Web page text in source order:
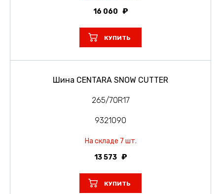
16 060
КУПИТЬ
Шина CENTARA SNOW CUTTER
265/70R17
9321090
На складе 7 шт.
13 573
КУПИТЬ